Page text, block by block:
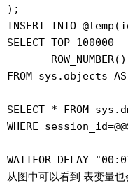
);
INSERT INTO
SELECT TOP 100000
FROM sys.objects
SELECT * FROM
WHERE
WAITFOR DELAY
从图中可以看到 表变量也